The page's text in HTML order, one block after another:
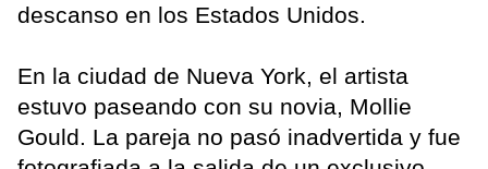
descanso en los Estados Unidos.
En la ciudad de Nueva York, el artista
estuvo paseando con su novia, Mollie
Gould. La pareja no pasó inadvertida y fue